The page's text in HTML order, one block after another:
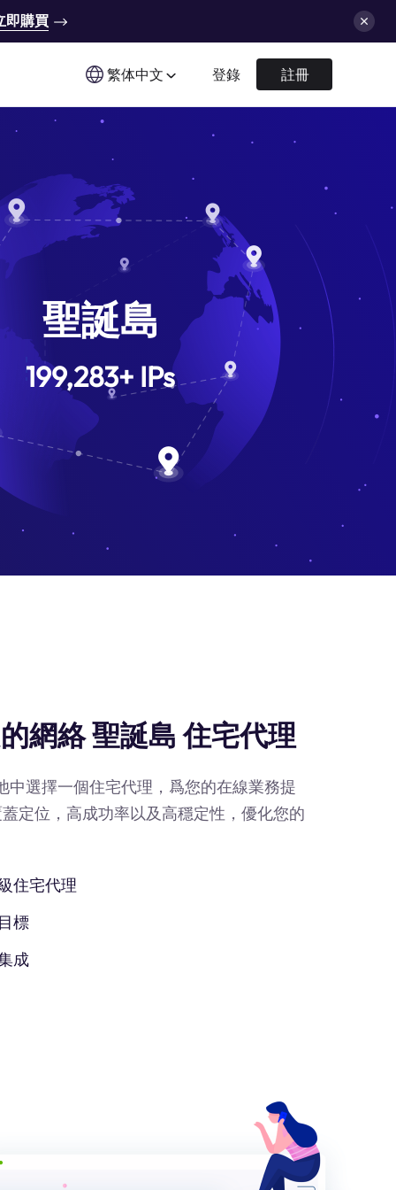
即購買
繁体中文 登錄 註冊
聖誕島
199,283+ IPs
網絡 聖誕島 住宅代理
選擇一個住宅代理，爲您的在線業務提
定位，高成功率以及高穩定性，優化您的
住宅代理
標
成